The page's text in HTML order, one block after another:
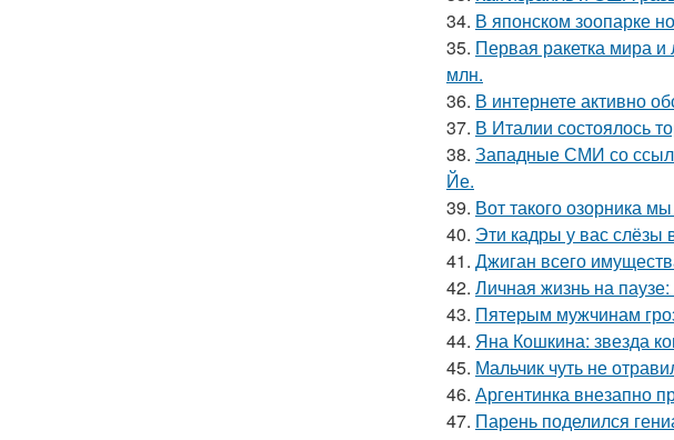
34. В японском зоопарке
35. Первая ракетка мира
млн.
36. В интернете активно
37. В Италии состоялось
38. Западные СМИ со
Йе.
39. Вот такого озорника
40. Эти кадры у вас слёзы
41. Джиган всего
42. Личная жизнь на
43. Пятерым мужчинам
44. Яна Кошкина: звезда
45. Мальчик чуть не
46. Аргентинка внезапно
47. Парень поделился